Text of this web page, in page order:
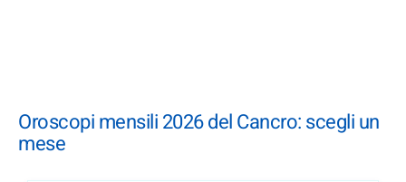
Oroscopi mensili 2026 del Cancro: scegli un
mese